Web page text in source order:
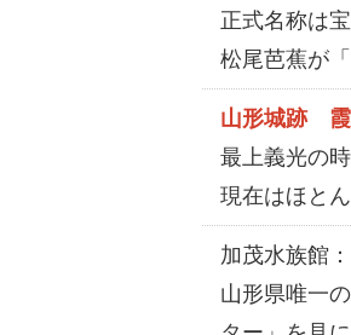
正式名称は
松尾芭蕉が
山形城跡 霞
最上義光の
現在はほと
加茂水族館
山形県唯一